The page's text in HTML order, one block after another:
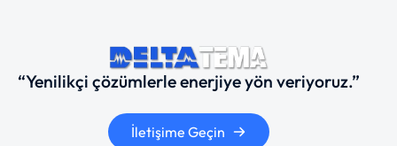
“Yenilikçi çözümlerle enerjiye yön veriyoruz.”
İletişime Geçin